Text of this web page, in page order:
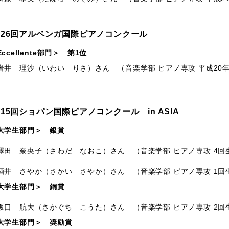
回アルベンガ国際ピアノコンクール
部門＞ 第1位
理沙（いわい りさ）さん （音楽学部 ピアノ専攻 平成20年
回ショパン国際ピアノコンクール in ASIA
学生部門＞ 銀賞
奈央子（さわだ なおこ）さん （音楽学部 ピアノ専攻 4回
さやか（さかい さやか）さん （音楽学部 ピアノ専攻 1回
学生部門＞ 銅賞
航大（さかぐち こうた）さん （音楽学部 ピアノ専攻 2回
学生部門＞ 奨励賞